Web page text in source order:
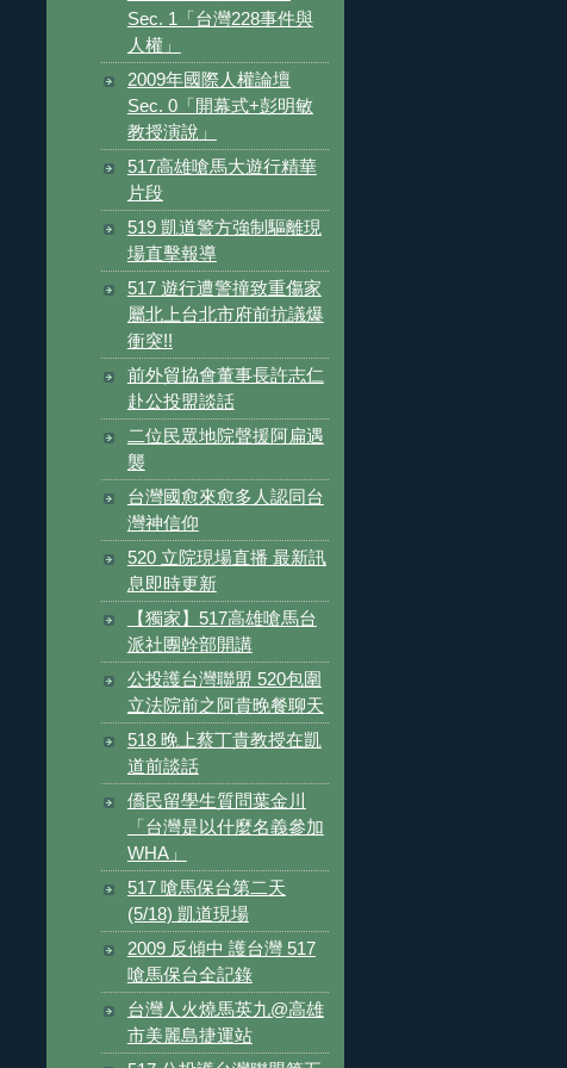
Sec. 1「台灣228事件與
人權」
2009年國際人權論壇
Sec. 0「開幕式+彭明敏
教授演說」
517高雄嗆馬大遊行精華
片段
519 凱道警方強制驅離現
場直擊報導
517 遊行遭警撞致重傷家
屬北上台北市府前抗議爆
衝突!!
前外貿協會董事長許志仁
赴公投盟談話
二位民眾地院聲援阿扁遇
襲
台灣國愈來愈多人認同台
灣神信仰
520 立院現場直播 最新訊
息即時更新
【獨家】517高雄嗆馬台
派社團幹部開講
公投護台灣聯盟 520包圍
立法院前之阿貴晚餐聊天
518 晚上蔡丁貴教授在凱
道前談話
僑民留學生質問葉金川
「台灣是以什麼名義參加
WHA」
517 嗆馬保台第二天
(5/18) 凱道現場
2009 反傾中 護台灣 517
嗆馬保台全記錄
台灣人火燒馬英九@高雄
市美麗島捷運站